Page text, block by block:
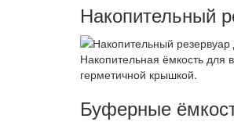
Накопительный
Накопительная ёмкость для
герметичной крышкой.
Буферные